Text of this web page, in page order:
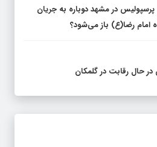
پرسپولیس در مشهد دوباره به جریان
امام رضا(ع) باز می‌شود؟